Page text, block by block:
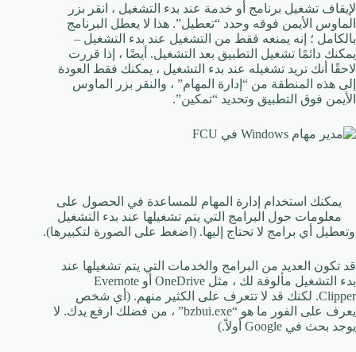
لإيقاف تشغيل برنامج أو خدمة عند بدء التشغيل ، انقر بزر
الماوس الأيمن فوقه وحدد “تعطيل”. هذا لا يعطل البرنامج
بالكامل ؛ إنه يمنعه فقط من التشغيل عند بدء التشغيل –
يمكنك دائمًا تشغيل التطبيق بعد التشغيل. أيضًا ، إذا قررت
لاحقًا أنك تريد تشغيله عند بدء التشغيل ، يمكنك فقط العودة
إلى هذه المنطقة من “إدارة المهام” ، والنقر بزر الماوس
الأيمن فوق التطبيق وتحديد “تمكين”.
يمكنك استخدام إدارة المهام للمساعدة في الحصول على
معلومات حول البرامج التي يتم تشغيلها عند بدء التشغيل
وتعطيل أي برامج لا تحتاج إليها. (اضغط على الصورة لتكبيرها).
قد تكون العديد من البرامج والخدمات التي يتم تشغيلها عند
بدء التشغيل مألوفة لك ، مثل OneDrive أو Evernote
Clipper. لكنك قد لا تتعرف على الكثير منهم. (أي شخص
يعرف على الفور ما هو “bzbui.exe” ، من فضلك ارفع يدك. لا
يوجد بحث في Google أولاً.)